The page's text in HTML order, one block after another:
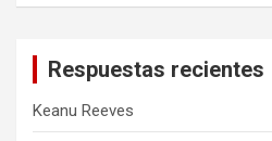
Respuestas recientes
Keanu Reeves